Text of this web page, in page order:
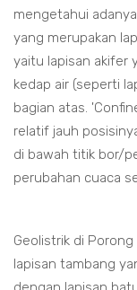
mengetahui
yang merupakan
yaitu lapisan akifer
kedap air (seperti
bagian atas.
relatif jauh
di bawah titik bor/
perubahan cuaca
Geolistrik di
lapisan tambang